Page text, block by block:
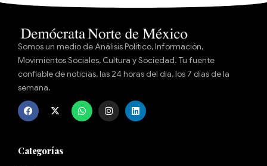
Somos un medio de Análisis Político, Información,
Movimientos Sociales, Cultura y Sociedad. Tu fuente
confiable de noticias, las 24 horas del día, los 7 días de la
semana.
Categorías